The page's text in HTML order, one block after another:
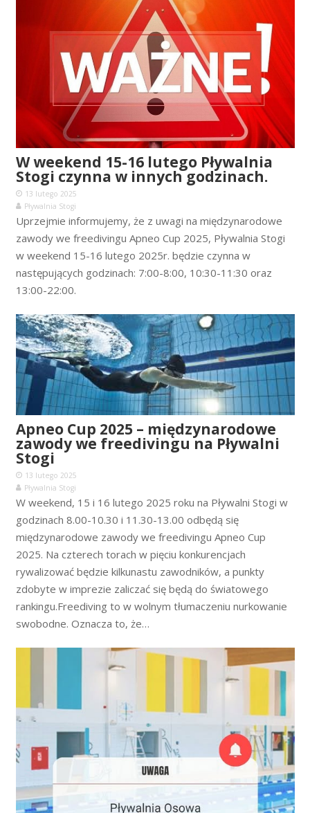
W weekend 15-16 lutego Pływalnia
Stogi czynna w innych godzinach.
13 lutego 2025
Pływalnia Stogi
Uprzejmie informujemy, że z uwagi na międzynarodowe
zawody we freedivingu Apneo Cup 2025, Pływalnia Stogi
w weekend 15-16 lutego 2025r. będzie czynna w
następujących godzinach: 7:00-8:00, 10:30-11:30 oraz
13:00-22:00.
Apneo Cup 2025 – międzynarodowe
zawody we freedivingu na Pływalni
Stogi
13 lutego 2025
Pływalnia Stogi
W weekend, 15 i 16 lutego 2025 roku na Pływalni Stogi w
godzinach 8.00-10.30 i 11.30-13.00 odbędą się
międzynarodowe zawody we freedivingu Apneo Cup
2025. Na czterech torach w pięciu konkurencjach
rywalizować będzie kilkunastu zawodników, a punkty
zdobyte w imprezie zaliczać się będą do światowego
rankingu.Freediving to w wolnym tłumaczeniu nurkowanie
swobodne. Oznacza to, że…